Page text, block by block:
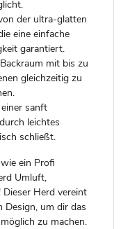
der ultra-glatten
eine einfache
garantiert.
mit bis zu
gleichzeitig zu
sanft
leichtes
schließt.
ein Profi
Umluft,
Herd vereint
Design, um dir das
zu machen.